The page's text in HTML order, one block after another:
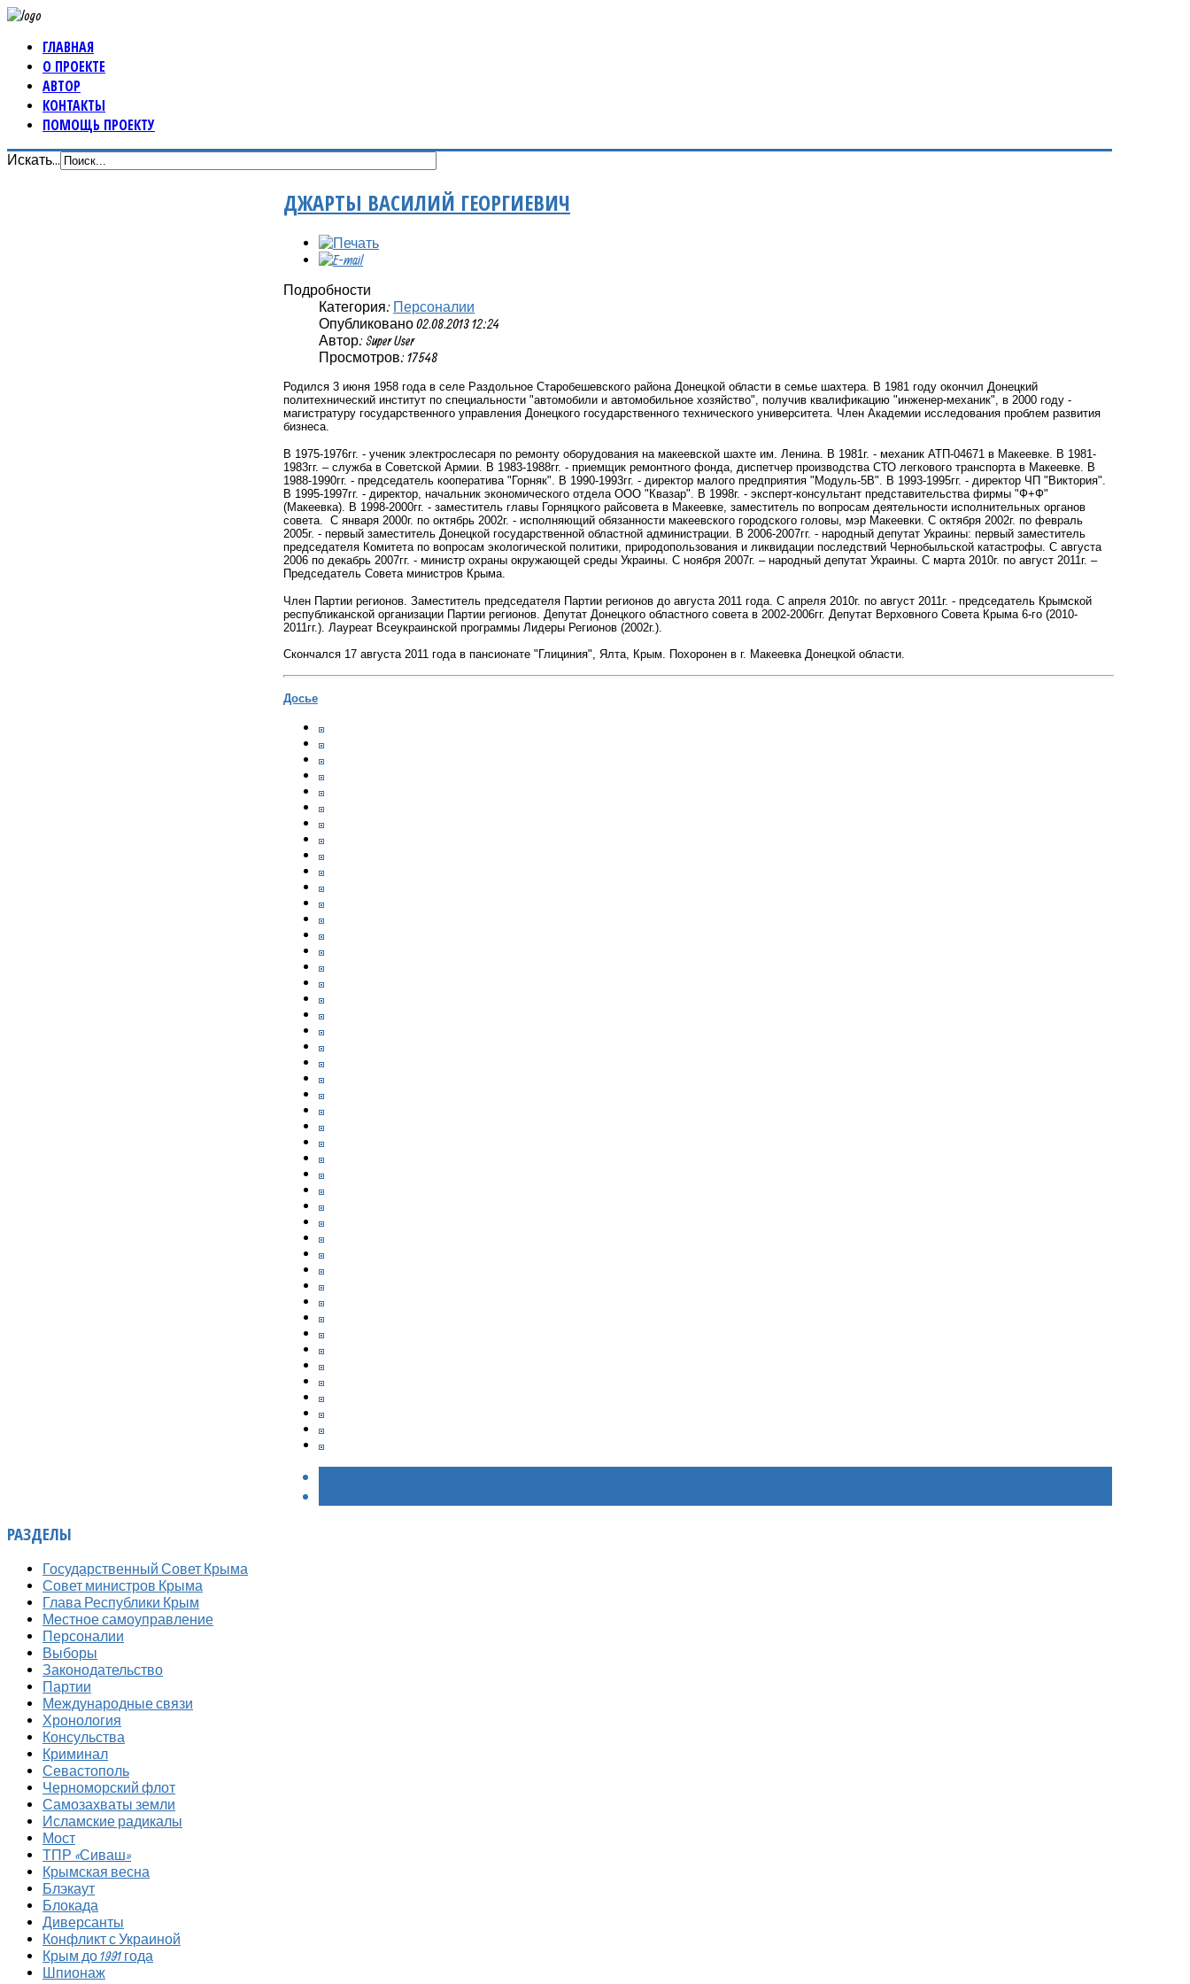
ГЛАВНАЯ
О ПРОЕКТЕ
АВТОР
КОНТАКТЫ
ПОМОЩЬ ПРОЕКТУ
Искать...
ДЖАРТЫ ВАСИЛИЙ ГЕОРГИЕВИЧ
Подробности
Категория: Персоналии
Опубликовано 02.08.2013 12:24
Автор: Super User
Просмотров: 17548
Родился 3 июня 1958 года в селе Раздольное Старобешевского района Донецкой области в семье шахтера. В 1981 году окончил Донецкий
политехнический институт по специальности "автомобили и автомобильное хозяйство", получив квалификацию "инженер-механик", в 2000 году -
магистратуру государственного управления Донецкого государственного технического университета. Член Академии исследования проблем развития
бизнеса.
В 1975-1976гг. - ученик электрослесаря по ремонту оборудования на макеевской шахте им. Ленина. В 1981г. - механик АТП-04671 в Макеевке. В 1981-
1983гг. – служба в Советской Армии. В 1983-1988гг. - приемщик ремонтного фонда, диспетчер производства СТО легкового транспорта в Макеевке. В
1988-1990гг. - председатель кооператива "Горняк". В 1990-1993гг. - директор малого предприятия "Модуль-5В". В 1993-1995гг. - директор ЧП "Виктория".
В 1995-1997гг. - директор, начальник экономического отдела ООО "Квазар". В 1998г. - эксперт-консультант представительства фирмы "Ф+Ф"
(Макеевка). В 1998-2000гг. - заместитель главы Горняцкого райсовета в Макеевке, заместитель по вопросам деятельности исполнительных органов
совета. С января 2000г. по октябрь 2002г. - исполняющий обязанности макеевского городского головы, мэр Макеевки. С октября 2002г. по февраль
2005г. - первый заместитель Донецкой государственной областной администрации. В 2006-2007гг. - народный депутат Украины: первый заместитель
председателя Комитета по вопросам экологической политики, природопользования и ликвидации последствий Чернобыльской катастрофы. С августа
2006 по декабрь 2007гг. - министр охраны окружающей среды Украины. С ноября 2007г. – народный депутат Украины. С марта 2010г. по август 2011г. –
Председатель Совета министров Крыма.
Член Партии регионов. Заместитель председателя Партии регионов до августа 2011 года. С апреля 2010г. по август 2011г. - председатель Крымской
республиканской организации Партии регионов. Депутат Донецкого областного совета в 2002-2006гг. Депутат Верховного Совета Крыма 6-го (2010-
2011гг.). Лауреат Всеукраинской программы Лидеры Регионов (2002г.).
Скончался 17 августа 2011 года в пансионате "Глициния", Ялта, Крым. Похоронен в г. Макеевка Донецкой области.
Досье
РАЗДЕЛЫ
Государственный Совет Крыма
Совет министров Крыма
Глава Республики Крым
Местное самоуправление
Персоналии
Выборы
Законодательство
Партии
Международные связи
Хронология
Консульства
Криминал
Севастополь
Черноморский флот
Самозахваты земли
Исламские радикалы
Мост
ТПР «Сиваш»
Крымская весна
Блэкаут
Блокада
Диверсанты
Конфликт с Украиной
Крым до 1991 года
Шпионаж